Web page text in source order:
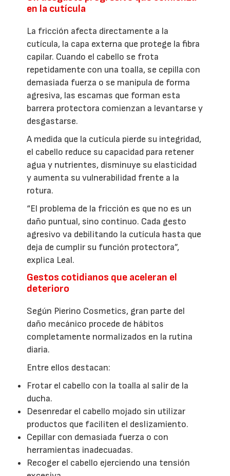
en la cutícula
La fricción afecta directamente a la
cutícula, la capa externa que protege la fibra
capilar. Cuando el cabello se frota
repetidamente con una toalla, se cepilla con
demasiada fuerza o se manipula de forma
agresiva, las escamas que forman esta
barrera protectora comienzan a levantarse y
desgastarse.
A medida que la cutícula pierde su integridad,
el cabello reduce su capacidad para retener
agua y nutrientes, disminuye su elasticidad
y aumenta su vulnerabilidad frente a la
rotura.
“El problema de la fricción es que no es un
daño puntual, sino continuo. Cada gesto
agresivo va debilitando la cutícula hasta que
deja de cumplir su función protectora”,
explica Leal.
Gestos cotidianos que aceleran el
deterioro
Según Pierino Cosmetics, gran parte del
daño mecánico procede de hábitos
completamente normalizados en la rutina
diaria.
Entre ellos destacan:
Frotar el cabello con la toalla al salir de la
ducha.
Desenredar el cabello mojado sin utilizar
productos que faciliten el deslizamiento.
Cepillar con demasiada fuerza o con
herramientas inadecuadas.
Recoger el cabello ejerciendo una tensión